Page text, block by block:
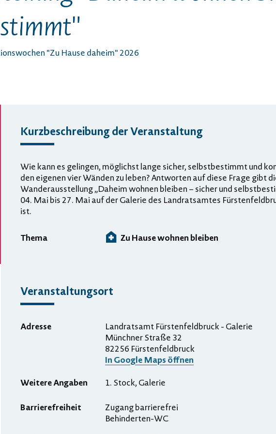
"Zu Hause daheim" 2026
Kurzbeschreibung der Veranstaltung
Wie kann es gelingen, möglichst lange sicher, selbstbestimmt und
den eigenen vier Wänden zu leben? Antworten auf diese Frage gibt
Wanderausstellung „Daheim wohnen bleiben – sicher und
04. Mai bis 27. Mai auf der Galerie des Landratsamtes
ist.
Thema Zu Hause wohnen bleiben
Veranstaltungsort
Adresse
Landratsamt Fürstenfeldbruck - Galerie
Münchner Straße 32
82256 Fürstenfeldbruck
In Google Maps öffnen
Weitere Angaben
1. Stock, Galerie
Barrierefreiheit
Zugang barrierefrei
Behinderten-WC